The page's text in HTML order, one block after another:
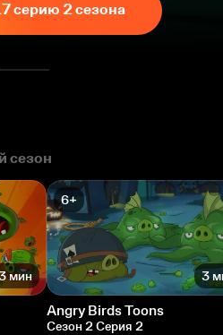
серию 2 сезона
сезон
мин
6+
3
Angry Birds Toons
Сезон 2 Серия 2